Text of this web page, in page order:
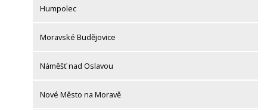
Humpolec
Moravské Budějovice
Náměšť nad Oslavou
Nové Město na Moravě